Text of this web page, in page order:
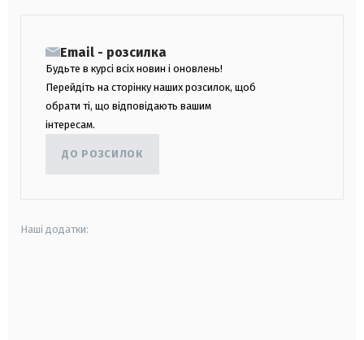
Email - розсилка
Будьте в курсі всіх новин і оновлень!
Перейдіть на сторінку наших розсилок, щоб
обрати ті, що відповідають вашим
інтересам.
ДО РОЗСИЛОК
Наші додатки: